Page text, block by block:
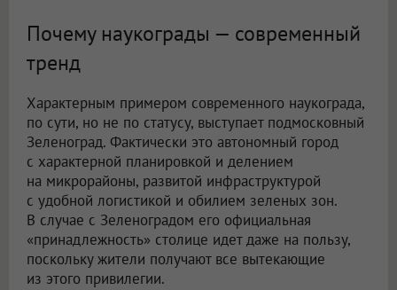
Почему наукограды — современный
тренд
Характерным примером современного наукограда,
по сути, но не по статусу, выступает подмосковный
Зеленоград. Фактически это автономный город
с характерной планировкой и делением
на микрорайоны, развитой инфраструктурой
с удобной логистикой и обилием зеленых зон.
В случае с Зеленоградом его официальная
«принадлежность» столице идет даже на пользу,
поскольку жители получают все вытекающие
из этого привилегии.